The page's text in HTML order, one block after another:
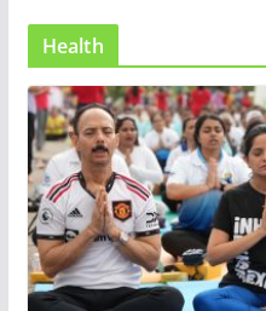
Health